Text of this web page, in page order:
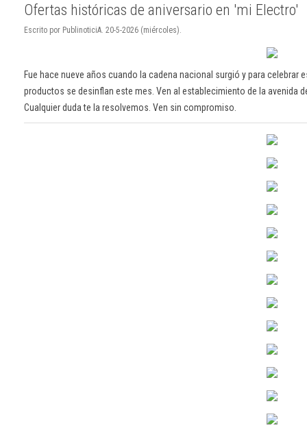
Ofertas históricas de aniversario en 'mi Electro'
Escrito por PublinoticiA. 20-5-2026 (miércoles).
Fue hace nueve años cuando la cadena nacional surgió y para
productos se desinflan este mes. Ven al establecimiento de la avenida
Cualquier duda te la resolvemos. Ven sin compromiso.